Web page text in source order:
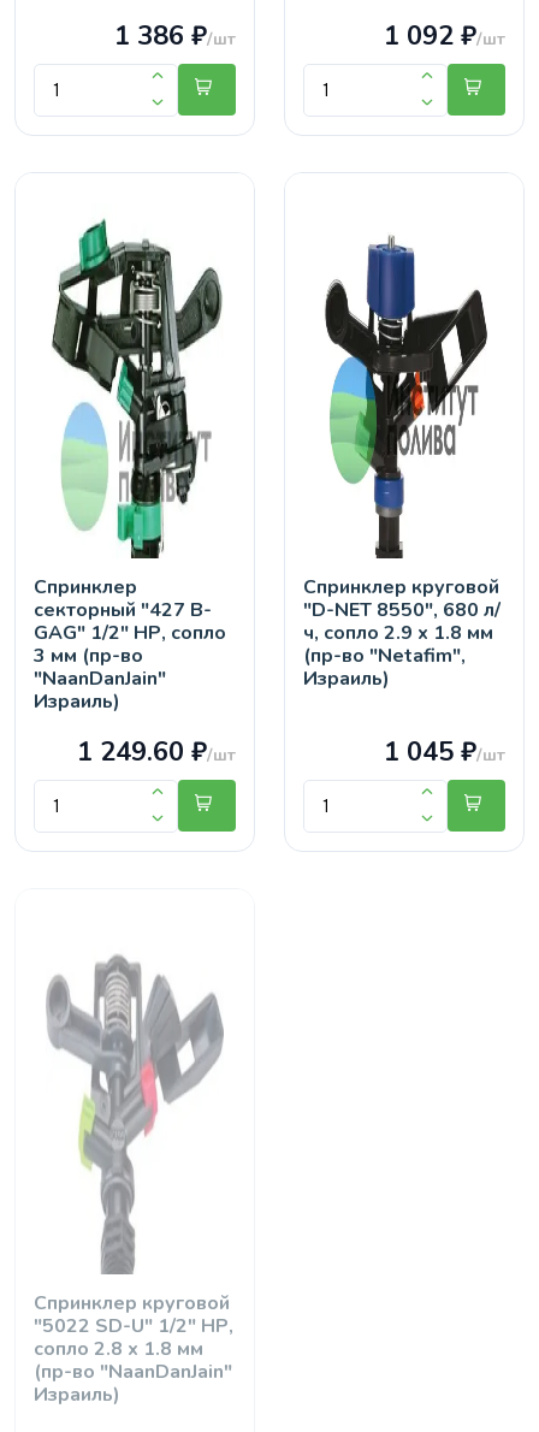
1 386 ₽/шт 1 092 ₽/шт
Спринклер
секторный "427 B-
GAG" 1/2" НР, сопло
3 мм (пр-во
"NaanDanJain"
Израиль)
1 249.60 ₽/шт
Спринклер круговой
"D-NET 8550", 680 л/
ч, сопло 2.9 х 1.8 мм
(пр-во "Netafim",
Израиль)
1 045 ₽/шт
Спринклер круговой
"5022 SD-U" 1/2" НР,
сопло 2.8 х 1.8 мм
(пр-во "NaanDanJain"
Израиль)